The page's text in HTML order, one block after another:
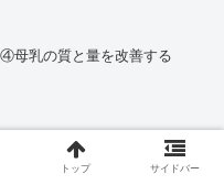
母乳の質と量を改善する
トップ サイドバー